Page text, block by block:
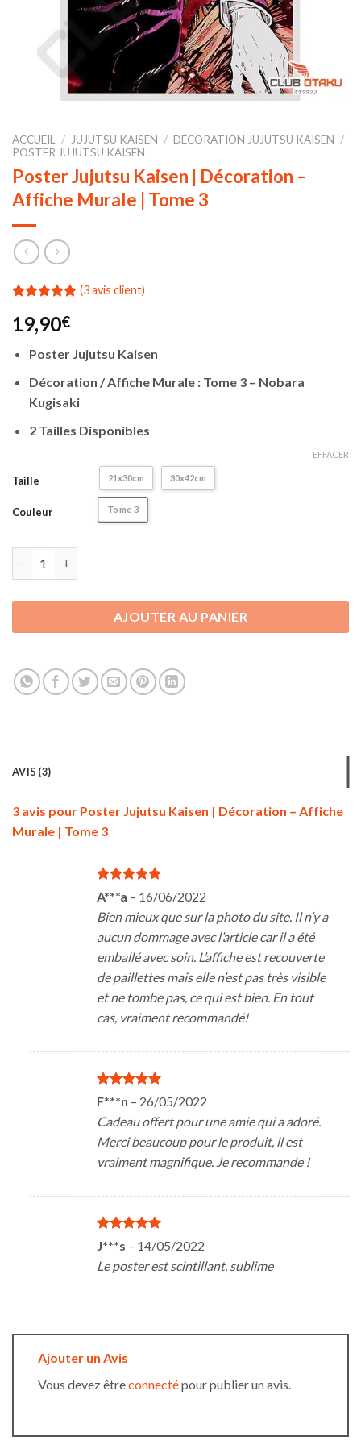
ACCUEIL / JUJUTSU KAISEN / DÉCORATION JUJUTSU KAISEN /
POSTER JUJUTSU KAISEN
Poster Jujutsu Kaisen | Décoration –
Affiche Murale | Tome 3
sur 5 basé
sur
notations
client
(3avis client)
19,90€
Poster Jujutsu Kaisen
Décoration / Affiche Murale : Tome 3 – Nobara
Kugisaki
2 Tailles Disponibles
Taille 21x30cm 30x42cm
Couleur Tome 3
EFFACER
AJOUTER AU PANIER
AVIS (3)
3 avis pour Poster Jujutsu Kaisen | Décoration – Affiche
Murale | Tome 3
Note
sur
5
A***a – 16/06/2022
Bien mieux que sur la photo du site. Il n’y a
aucun dommage avec l’article car il a été
emballé avec soin. L’affiche est recouverte
de paillettes mais elle n’est pas très visible
et ne tombe pas, ce qui est bien. En tout
cas, vraiment recommandé!
Note
sur
5
F***n – 26/05/2022
Cadeau offert pour une amie qui a adoré.
Merci beaucoup pour le produit, il est
vraiment magnifique. Je recommande !
Note
sur
5
J***s – 14/05/2022
Le poster est scintillant, sublime
Ajouter un Avis
Vous devez êtreconnectépour publier un avis.